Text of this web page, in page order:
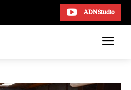
ADN Studio